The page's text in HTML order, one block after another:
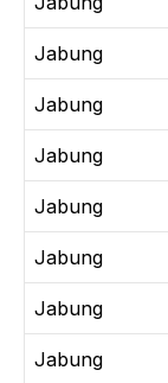
Jabung
Jabung
Jabung
Jabung
Jabung
Jabung
Jabung